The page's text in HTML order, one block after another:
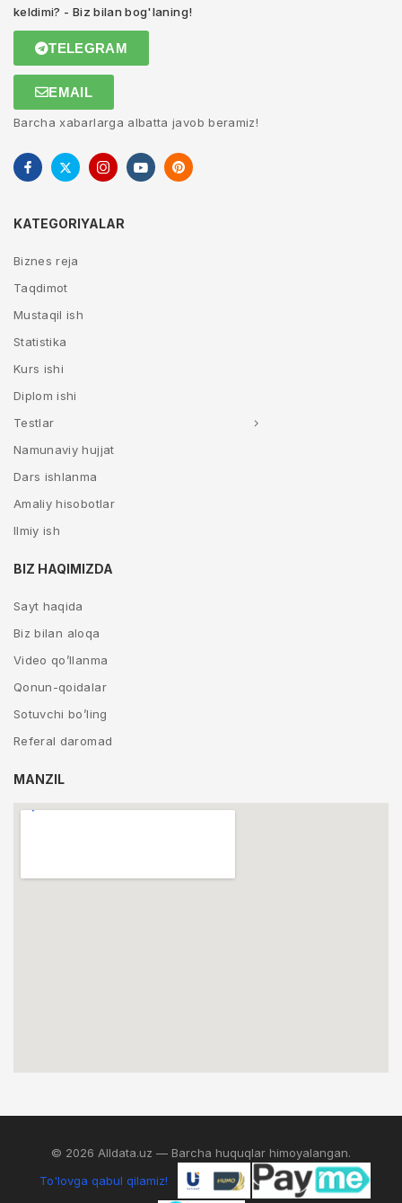
keldimi? - Biz bilan bog'laning!
TELEGRAM
EMAIL
Barcha xabarlarga albatta javob beramiz!
KATEGORIYALAR
Biznes reja
Taqdimot
Mustaqil ish
Statistika
Kurs ishi
Diplom ishi
Testlar
Namunaviy hujjat
Dars ishlanma
Amaliy hisobotlar
Ilmiy ish
BIZ HAQIMIZDA
Sayt haqida
Biz bilan aloqa
Video qo’llanma
Qonun-qoidalar
Sotuvchi bo’ling
Referal daromad
MANZIL
© 2026 Alldata.uz — Barcha huquqlar himoyalangan.
To'lovga qabul qilamiz!